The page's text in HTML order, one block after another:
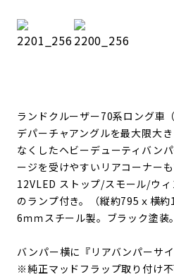
ランドクルーザー70系ロング車（
デパーチャアングルを最大限大
なくしたヘビーデューティバン
ージを受けやすいリアコーナーも
12VLED ストップ/スモール/ウ
のランプ付き。（縦約795ｘ横約
6ｍｍスチール製。ブラック塗装。
バンパー横に『リアバンパーサ
※純正マッドフラップ取り付け不